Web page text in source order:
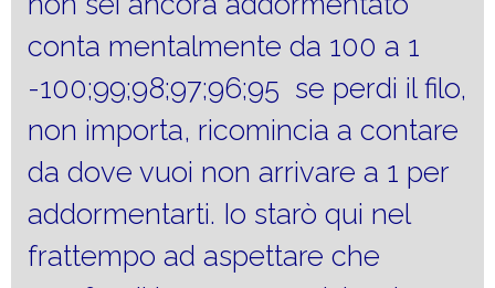
conta mentalmente da 100 a 1
-100;99;98;97;96;95 se perdi il filo,
non importa, ricomincia a contare
da dove vuoi non arrivare a 1 per
addormentarti. Io starò qui nel
frattempo ad aspettare che